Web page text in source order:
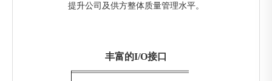
提升公司及供方整体质量管理水平。
丰富的I/O接口